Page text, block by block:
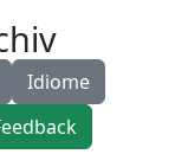
Idiome